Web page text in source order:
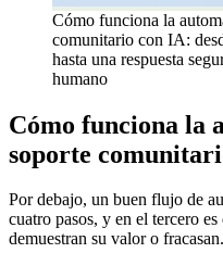
Cómo funciona la
comunitario con IA:
hasta una respuesta
humano
Cómo funciona la
soporte
Por debajo, un buen flujo de
cuatro pasos, y en el tercero
demuestran su valor o fracasan.